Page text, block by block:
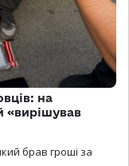
на
«вирішував
брав гроші за